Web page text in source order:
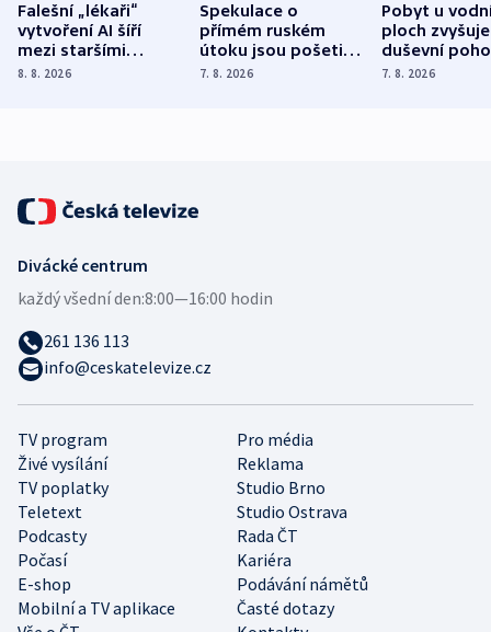
Falešní „lékaři“
vytvoření AI šíří
mezi staršími
Poláky nebezpečné
8. 8. 2026
Spekulace o
přímém ruském
útoku jsou pošetilé,
míní estonský
7. 8. 2026
Pobyt u
ploch zvyšuje
duševní
ukázala
7. 8. 2026
TV program
Pro média
Živé vysílání
Reklama
TV poplatky
Studio Brno
Teletext
Studio Ostrava
Podcasty
Rada ČT
Počasí
Kariéra
E-shop
Podávání námětů
Mobilní a TV aplikace
Časté dotazy
Divácké centrum
každý všední den:8:00—16:00 hodin
261 136 113
info@ceskatelevize.cz